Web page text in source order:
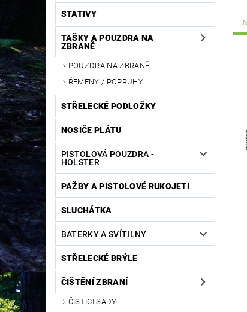
STATIVY
TAŠKY A POUZDRA NA
ZBRANĚ
POUZDRA NA ZBRANĚ
ŘEMENY / POPRUHY
STŘELECKÉ PODLOŽKY
NOSIČE PLÁTŮ
PISTOLOVÁ POUZDRA -
HOLSTER
PAŽBY A PISTOLOVÉ RUKOJETI
SLUCHÁTKA
BATERKY A SVÍTILNY
STŘELECKÉ BRÝLE
ČIŠTĚNÍ ZBRANÍ
ČISTICÍ SADY